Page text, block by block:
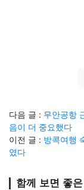
다음 글 : 무안공항
음이 더 중요했다
이전 글 : 방콕여행
였다
함께 보면 좋